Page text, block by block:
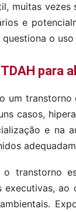
muitas
e
o
para
um
casos,
e na
o transtorno
executivas,